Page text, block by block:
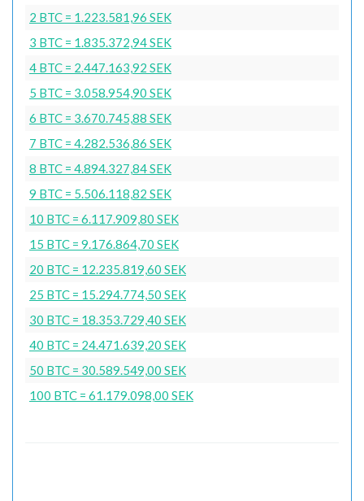
2 BTC = 1.223.581,96 SEK
3 BTC = 1.835.372,94 SEK
4 BTC = 2.447.163,92 SEK
5 BTC = 3.058.954,90 SEK
6 BTC = 3.670.745,88 SEK
7 BTC = 4.282.536,86 SEK
8 BTC = 4.894.327,84 SEK
9 BTC = 5.506.118,82 SEK
10 BTC = 6.117.909,80 SEK
15 BTC = 9.176.864,70 SEK
20 BTC = 12.235.819,60 SEK
25 BTC = 15.294.774,50 SEK
30 BTC = 18.353.729,40 SEK
40 BTC = 24.471.639,20 SEK
50 BTC = 30.589.549,00 SEK
100 BTC = 61.179.098,00 SEK